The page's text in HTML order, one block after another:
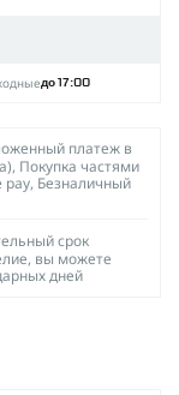
до 17:00
платеж в
Покупка частями
pay, Безналичный
срок
вы можете
дней